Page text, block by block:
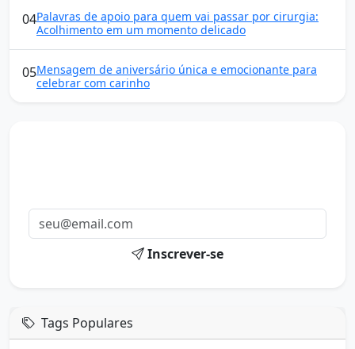
04Palavras de apoio para quem vai passar por cirurgia:
Acolhimento em um momento delicado
05Mensagem de aniversário única e emocionante para
celebrar com carinho
Inscrever-se
Tags Populares